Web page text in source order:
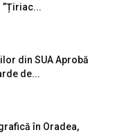
din SUA Aprobă
de...
în Oradea,